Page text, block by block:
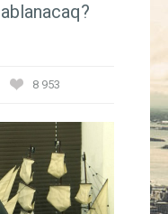
İqtisadiyyat
Güney Azərbaycan
Mədəniyyət
8 953